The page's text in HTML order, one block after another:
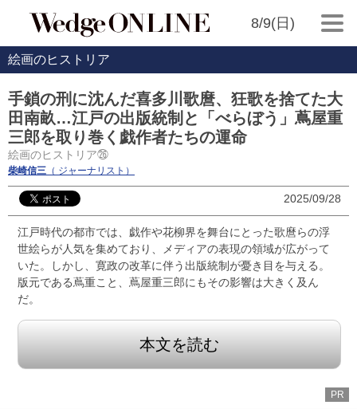
8/9(日)
絵画のヒストリア
手鎖の刑に沈んだ喜多川歌麿、狂歌を捨てた大
田南畝…江戸の出版統制と「べらぼう」蔦屋重
三郎を取り巻く戯作者たちの運命
絵画のヒストリア㉖
柴崎信三 （ ジャーナリスト）
2025/09/28
江戸時代の都市では、戯作や花柳界を舞台にとった歌麿らの浮
世絵らが人気を集めており、メディアの表現の領域が広がって
いた。しかし、寛政の改革に伴う出版統制が憂き目を与える。
版元である蔦重こと、蔦屋重三郎にもその影響は大きく及ん
だ。
本文を読む
PR